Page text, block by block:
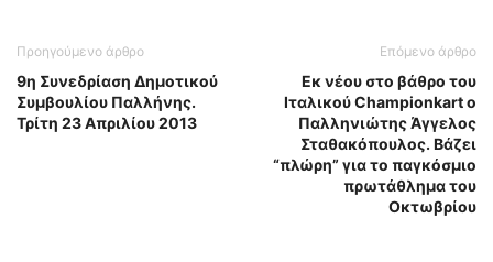
Προηγούμενο άρθρο
9η Συνεδρίαση Δημοτικού
Συμβουλίου Παλλήνης.
Τρίτη 23 Απριλίου 2013
Επόμενο άρθρο
Εκ νέου στο βάθρο του
Ιταλικού Championkart ο
Παλληνιώτης Άγγελος
Σταθακόπουλος. Βάζει
“πλώρη” για το παγκόσμιο
πρωτάθλημα του
Οκτωβρίου